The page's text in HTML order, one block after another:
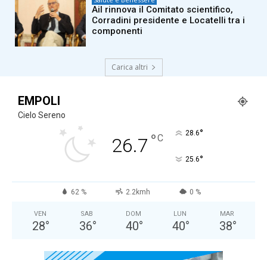
Ail rinnova il Comitato scientifico,
Corradini presidente e Locatelli tra i
componenti
Carica altri
EMPOLI
Cielo Sereno
26.7 °C 28.6°
25.6°
62 % 2.2kmh 0 %
VEN
28°
SAB
36°
DOM
40°
LUN
40°
MAR
38°